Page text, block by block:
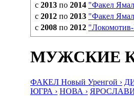
с 2013 по 2014 "Факел
с 2012 по 2013 "Факел
с 2008 по 2012
МУЖСКИЕ
ФАКЕЛ Новый Уренгой ›
ЮГРА › НОВА ›